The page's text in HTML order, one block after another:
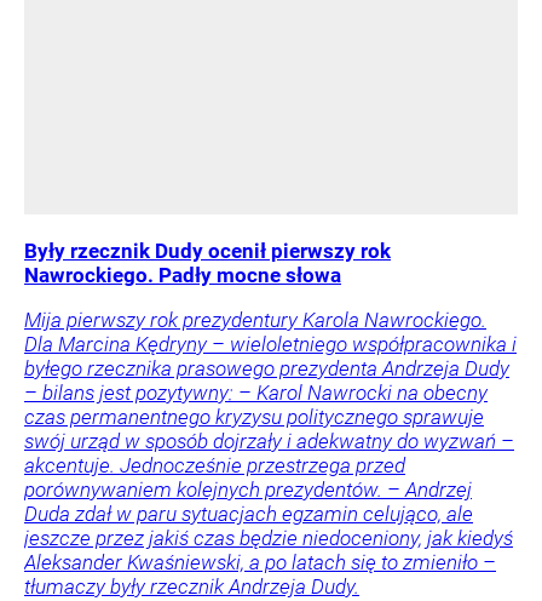
Były rzecznik Dudy ocenił pierwszy rok
Nawrockiego. Padły mocne słowa
Mija pierwszy rok prezydentury Karola Nawrockiego.
Dla Marcina Kędryny – wieloletniego współpracownika i
byłego rzecznika prasowego prezydenta Andrzeja Dudy
– bilans jest pozytywny: – Karol Nawrocki na obecny
czas permanentnego kryzysu politycznego sprawuje
swój urząd w sposób dojrzały i adekwatny do wyzwań –
akcentuje. Jednocześnie przestrzega przed
porównywaniem kolejnych prezydentów. – Andrzej
Duda zdał w paru sytuacjach egzamin celująco, ale
jeszcze przez jakiś czas będzie niedoceniony, jak kiedyś
Aleksander Kwaśniewski, a po latach się to zmieniło –
tłumaczy były rzecznik Andrzeja Dudy.